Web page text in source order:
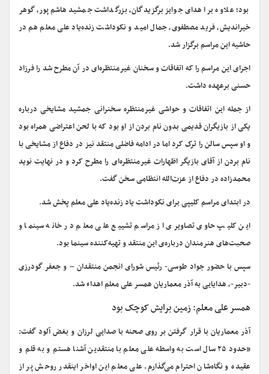
بود؛ علاوه بر اهدای جوایز برگزیدگان، بزرگداشت جمشید هاشم‌پور، گوهر
خیراندیش، فرید مصطفوی، جمال امید و نکوداشت زنده‌یاد علی معلم هم در
حاشیه این مراسم برگزار شد.
اجرای این مراسم را که اتفاقات و سخنان غیرمنتظره‌ای در آن مطرح شد را فرزاد
حسنی برعهده داشت.
از جمله این اتفاقات و حواشی غیرمنتظره سخنرانی جمشید مشایخی درباره‌
یکی از بازیگران قدیمی بدون نام بردن از او بود که با لحن اعتراضی همراه بود
و او سپس سالن را ترک کرد اما در ادامه فاضلی منتقد نیز در دفاع از مشایخی با
نام بردن از آقای بازیگر اظهارات غیرمنتظره‌ای را مطرح کرد و در نهایت نوید
محمدزاده در دفاع از عزت‌الله انتظامی سخن گفت.
در ابتدای مراسم کلیپی برای نکوداشت یاد زنده‌یاد علی معلم پخش شد.
این کلیپ حاوی تصاویری از مراسم تشییع علی معلم در خانه سینما و
صحبت‌های هنرمندان درباره‌ی این منتقد و تهیه‌کننده سینما بود.
سپس با حضور جواد طوسی- رئیس شورای انجمن منتقدان – و جعفر گودرزی
-دبیر-، هدایایی به آذر معماریان همسر علی معلم اهداء شد.
همسر علی معلم: زمین برایش کوچک بود
آذر معماریان با قرار گرفتن بر روی صحنه با صدایی لرزان و بغض آلود گفت:
«حدود ۲۵ سال است به واسطه علی معلم با منتقدین آشنا هستم و به قلم و
عقیده و نگاه‌شان احترام می‌گذارم. علی معلم این اواخر اینقدر روحش پر از